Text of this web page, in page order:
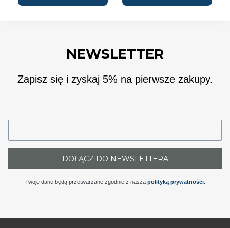
NEWSLETTER
Zapisz się i zyskaj 5% na pierwsze zakupy.
DOŁĄCZ DO NEWSLETTERA
Twoje dane będą przetwarzane zgodnie z naszą polityką prywatności.